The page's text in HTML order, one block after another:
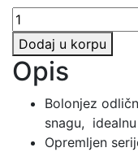
Dodaj u korpu
Opis
Bolonjez
snagu,
Opremljen